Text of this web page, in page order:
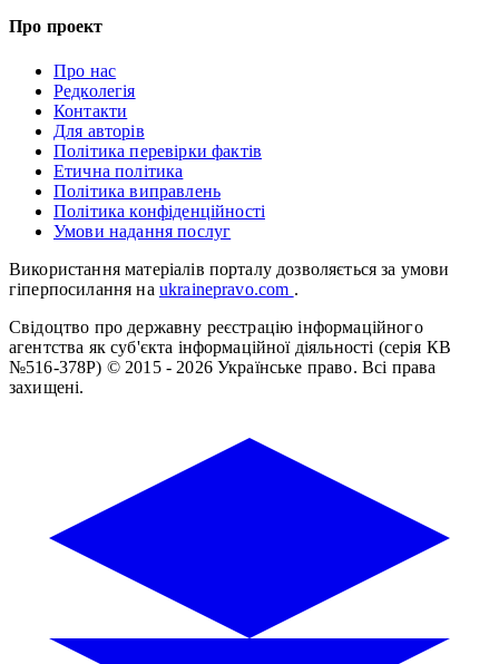
Про проект
Про нас
Редколегія
Контакти
Для авторів
Політика перевірки фактів
Етична політика
Політика виправлень
Політика конфіденційності
Умови надання послуг
Використання матеріалів порталу дозволяється за умови
гіперпосилання на ukrainepravo.com .
Свідоцтво про державну реєстрацію інформаційного
агентства як суб'єкта інформаційної діяльності (серія КВ
№516-378Р) © 2015 - 2026 Українське право. Всі права
захищені.